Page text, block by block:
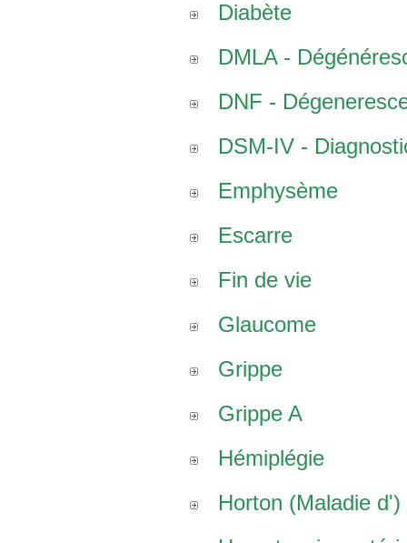
Diabète
DMLA -
DNF -
DSM-IV -
Emphysème
Escarre
Fin de vie
Glaucome
Grippe
Grippe A
Hémiplégie
Horton (Maladie d')